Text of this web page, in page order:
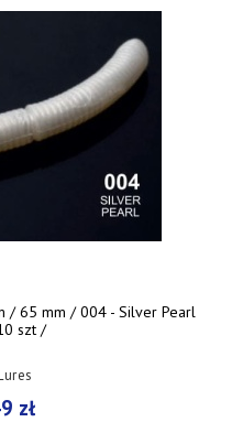
/ 65 mm / 004 - Silver Pearl
szt /
zł